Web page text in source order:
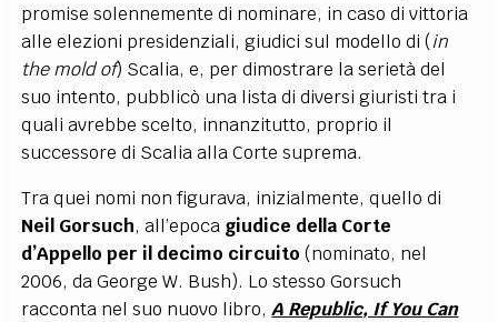
promise solennemente di nominare, in caso di vittoria
alle elezioni presidenziali, giudici sul modello di (in
the mold of) Scalia, e, per dimostrare la serietà del
suo intento, pubblicò una lista di diversi giuristi tra i
quali avrebbe scelto, innanzitutto, proprio il
successore di Scalia alla Corte suprema.
Tra quei nomi non figurava, inizialmente, quello di
Neil Gorsuch, all’epoca giudice della Corte
d’Appello per il decimo circuito (nominato, nel
2006, da George W. Bush). Lo stesso Gorsuch
racconta nel suo nuovo libro,A Republic, If You Can